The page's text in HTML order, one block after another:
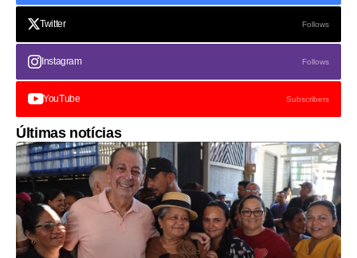
Twitter Follows
Instagram Follows
YouTube Subscribers
Últimas notícias